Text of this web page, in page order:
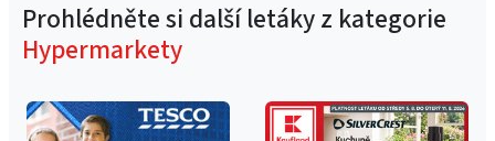
Prohlédněte si další letáky z kategorie
Hypermarkety